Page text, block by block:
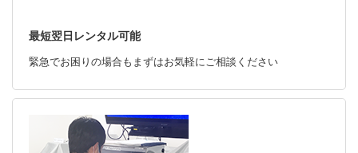
最短翌日レンタル可能
緊急でお困りの場合もまずはお気軽にご相談ください